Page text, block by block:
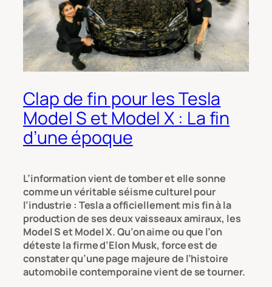
Clap de fin pour les Tesla
Model S et Model X : La fin
d’une époque
L’information vient de tomber et elle sonne
comme un véritable séisme culturel pour
l’industrie : Tesla a officiellement mis fin à la
production de ses deux vaisseaux amiraux, les
Model S et Model X. Qu’on aime ou que l’on
déteste la firme d’Elon Musk, force est de
constater qu’une page majeure de l’histoire
automobile contemporaine vient de se tourner.